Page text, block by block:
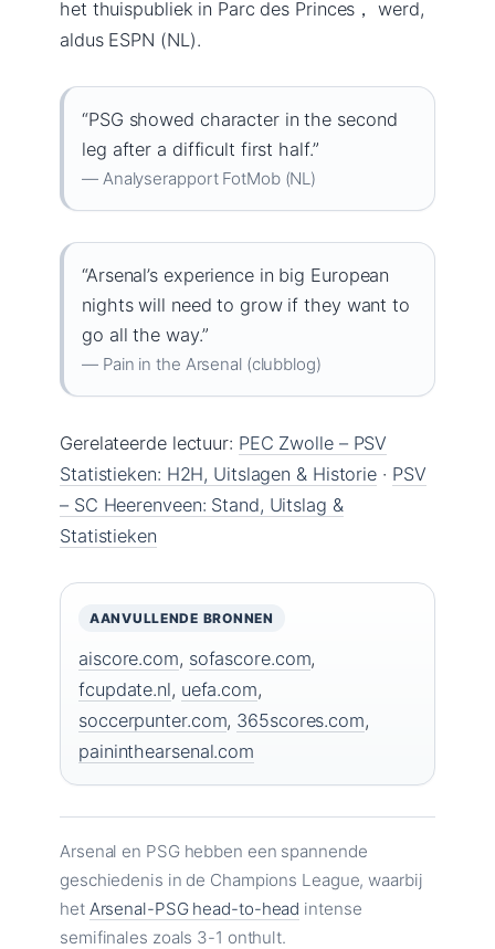
het thuispubliek in Parc des Princes， werd,
aldus ESPN (NL).
“PSG showed character in the second
leg after a difficult first half.”
— Analyserapport FotMob (NL)
“Arsenal’s experience in big European
nights will need to grow if they want to
go all the way.”
— Pain in the Arsenal (clubblog)
Gerelateerde lectuur: PEC Zwolle – PSV
Statistieken: H2H, Uitslagen & Historie · PSV
– SC Heerenveen: Stand, Uitslag &
Statistieken
AANVULLENDE BRONNEN
aiscore.com, sofascore.com,
fcupdate.nl, uefa.com,
soccerpunter.com, 365scores.com,
paininthearsenal.com
Arsenal en PSG hebben een spannende
geschiedenis in de Champions League, waarbij
het Arsenal-PSG head-to-head intense
semifinales zoals 3-1 onthult.